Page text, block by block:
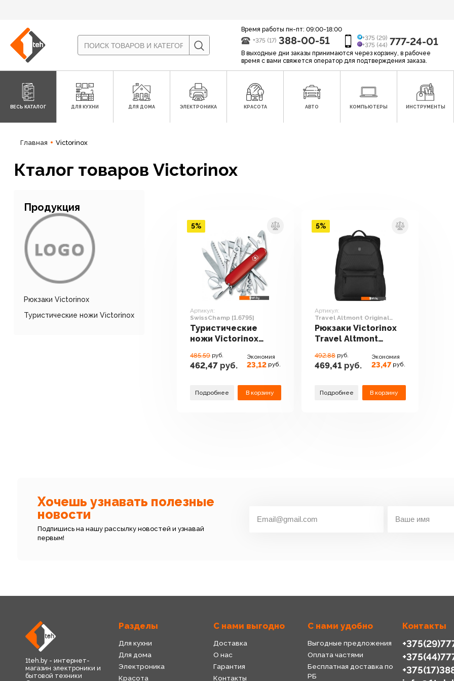
Время работы пн-пт: 09:00-18:00
+375 (17) 388-00-51
+375 (29)
+375 (44) 777-24-01
В выходные дни заказы принимаются через корзину, в рабочее
время с вами свяжется оператор для подтверждения заказа.
ВЕСЬ КАТАЛОГ ДЛЯ КУХНИ ДЛЯ ДОМА ЭЛЕКТРОНИКА КРАСОТА АВТО КОМПЬЮТЕРЫ ИНСТРУМЕНТЫ
Главная Victorinox
Кталог товаров Victorinox
Продукция
Рюкзаки Victorinox
Туристические ножи Victorinox
Артикул:
SwissChamp [1.6795]
Туристические
ножи Victorinox
485.59 руб.
462,47 руб.
Экономия
23,12 руб.
Подробнее В корзину
5%
Артикул:
Travel Altmont Original
606736
Рюкзаки Victorinox
Travel Altmont
492.88 руб.
469,41 руб.
Экономия
23,47 руб.
Подробнее В корзину
5%
Хочешь узнавать полезные
новости
Подпишись на нашу рассылку новостей и узнавай
первым!
1teh.by - интернет-
магазин электроники и
бытовой техники
Разделы
Для кухни
Для дома
Электроника
Красота
С нами выгодно
Доставка
О нас
Гарантия
Контакты
С нами удобно
Выгодные предложения
Оплата частями
Бесплатная доставка по
РБ
Контакты